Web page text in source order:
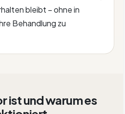
bleibt – ohne in
Behandlung zu
ist und warum es